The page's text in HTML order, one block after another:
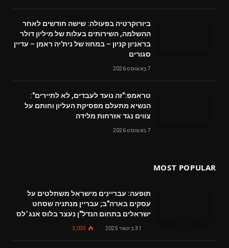
ביורוקרטיה בפעולה: שישה חודשים לאחר
ההשלמה, השירותים בעלות של מיליון דולר
בראניון קניון – במחוז של נית'יה ראמן – עדיין
סגורים
7 באוגוסט 2026
טראמפ:"זה נועד לעבדים, לא לתיירים":
הנשיא מתעלם מפסיקת העליון וחותם על
צווים נגד אזרחות מלידה
7 באוגוסט 2026
MOST POPULAR
תופעה: עבריינים מישראל משתלטים על
עסקים בארה"ב; עבריין מנתניה שסחט
ישראלים בתחום הנדל"ן נעצר בלוס אנג׳לס
31 בינואר 2025 3,035